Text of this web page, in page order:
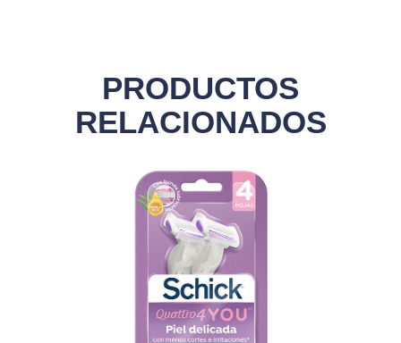
PRODUCTOS
RELACIONADOS